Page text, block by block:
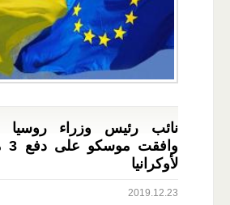
نائب رئيس وزراء روسيا
لأوكرانيا
2019.12.23